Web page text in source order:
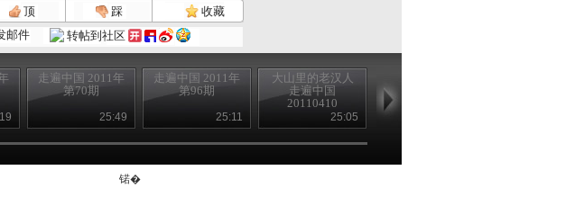
顶 踩
收藏
邮件 转帖到社区
走遍中国 2011年
第70期
25:49
走遍中国 2011年
第96期
25:11
大山里的老汉人
走遍中国
20110410
25:05
中国 20110411
锘�